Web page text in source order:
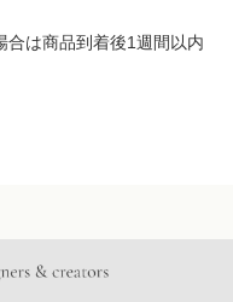
合は商品到着後1週間以内